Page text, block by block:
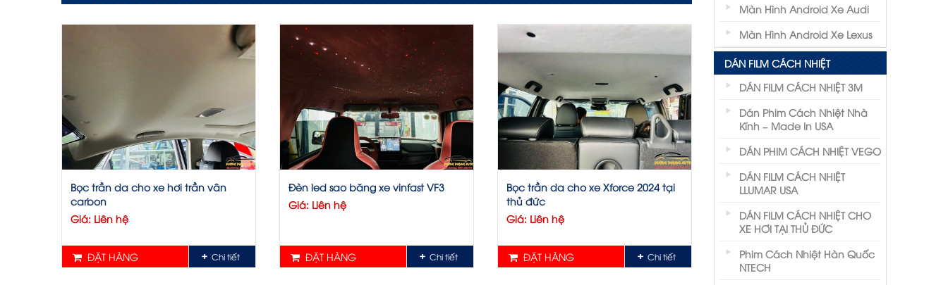
Bọc trần da cho xe hơi trần vân
carbon
Giá: Liên hệ
ĐẶT HÀNG Chi tiết
Đèn led sao băng xe vinfast VF3
Giá: Liên hệ
ĐẶT HÀNG Chi tiết
Bọc trần da cho xe Xforce 2024 tại
thủ đức
Giá: Liên hệ
ĐẶT HÀNG Chi tiết
Màn Hình Android Xe Audi
Màn Hình Android Xe Lexus
DÁN FILM CÁCH NHIỆT
DÁN FILM CÁCH NHIỆT 3M
Dán Phim Cách Nhiệt Nhà
Kính – Made In USA
DÁN PHIM CÁCH NHIỆT VEGO
DÁN FILM CÁCH NHIỆT
LLUMAR USA
DÁN FILM CÁCH NHIỆT CHO
XE HƠI TẠI THỦ ĐỨC
Phim Cách Nhiệt Hàn Quốc
NTECH